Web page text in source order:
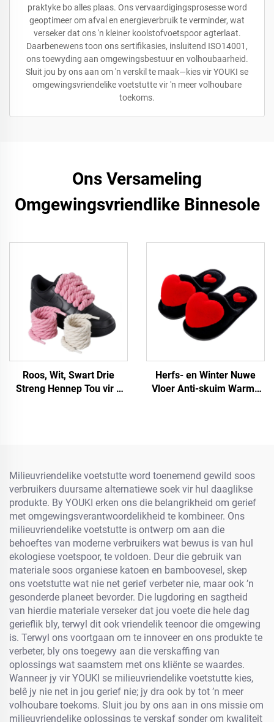
praktyke bo alles plaas. Ons vervaardigingsprosesse word
geoptimeer om afval en energieverbruik te verminder, wat
verseker dat ons 'n kleiner koolstofvoetspoor agterlaat.
Daarbenewens toon ons sertifikasies, insluitend ISO14001,
ons toewyding aan omgewingsbestuur en volhoubaarheid.
Sluit jou by ons aan om 'n verskil te maak—kies vir YOUKI se
omgewingsvriendelike voetstutte vir 'n meer volhoubare
toekoms.
Ons Versameling
Omgewingsvriendlike Binnesole
Roos, Wit, Swart Drie
Streng Hennep Tou vir a
Herfs- en Winter Nuwe
Vloer Anti-skuim Warme
Milieuvriendelike voetstutte word toenemend gewild soos
verbruikers duursame alternatiewe soek vir hul daaglikse
produkte. By YOUKI erken ons die belangrikheid om gerief
met omgewingsverantwoordelikheid te kombineer. Ons
milieuvriendelike voetstutte is ontwerp om aan die
behoeftes van moderne verbruikers wat bewus is van hul
ekologiese voetspoor, te voldoen. Deur die gebruik van
materiale soos organiese katoen en bamboovesel, skep
ons voetstutte wat nie net gerief verbeter nie, maar ook ’n
gesonderde planeet bevorder. Die lugdoring en sagtheid
van hierdie materiale verseker dat jou voete die hele dag
gerieflik bly, terwyl dit ook vriendelik teenoor die omgewing
is. Terwyl ons voortgaan om te innoveer en ons produkte te
verbeter, bly ons toegewy aan die verskaffing van
oplossings wat saamstem met ons kliënte se waardes.
Wanneer jy vir YOUKI se milieuvriendelike voetstutte kies,
belê jy nie net in jou gerief nie; jy dra ook by tot ’n meer
volhoubare toekoms. Sluit jou by ons aan in ons missie om
milieuvriendelike oplossings te verskaf sonder om kwaliteit